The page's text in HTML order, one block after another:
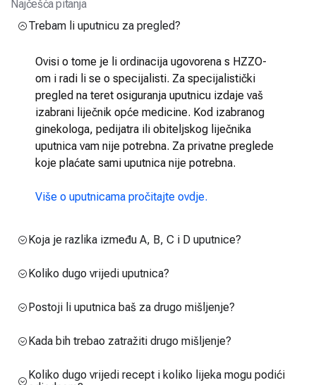
Najčešća pitanja
Trebam li uputnicu za pregled?
Ovisi o tome je li ordinacija ugovorena s HZZO-
om i radi li se o specijalisti. Za specijalistički
pregled na teret osiguranja uputnicu izdaje vaš
izabrani liječnik opće medicine. Kod izabranog
ginekologa, pedijatra ili obiteljskog liječnika
uputnica vam nije potrebna. Za privatne preglede
koje plaćate sami uputnica nije potrebna.
Više o uputnicama pročitajte ovdje.
Koja je razlika između A, B, C i D uputnice?
Koliko dugo vrijedi uputnica?
Postoji li uputnica baš za drugo mišljenje?
Kada bih trebao zatražiti drugo mišljenje?
Koliko dugo vrijedi recept i koliko lijeka mogu podići